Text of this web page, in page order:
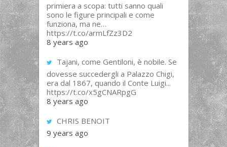
primiera a scopa: tutti sanno quali
sono le figure principali e come
funziona, ma ne…
https://t.co/armLfZz3D2
8 years ago
Tajani, come Gentiloni, è nobile. Se
dovesse succedergli a Palazzo Chigi,
era dal 1867, quando il Conte Luigi...
https://t.co/x5gCNARpgG
8 years ago
CHRIS BENOIT
9 years ago